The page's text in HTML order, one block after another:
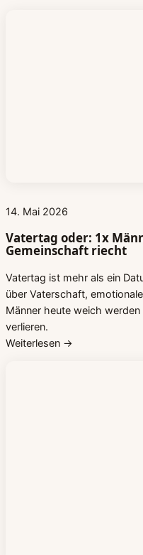
14. Mai 2026
Vatertag oder: 1x
Gemeinschaft riecht
Vatertag ist mehr als ein
über Vaterschaft,
Männer heute weich
verlieren.
Weiterlesen →